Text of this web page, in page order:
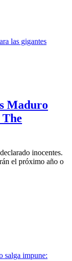
Maduro
The
inocentes.
el próximo año o